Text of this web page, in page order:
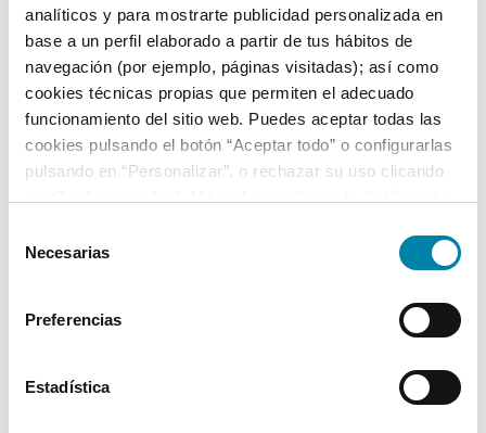
analíticos y para mostrarte publicidad personalizada en
base a un perfil elaborado a partir de tus hábitos de
navegación (por ejemplo, páginas visitadas); así como
cookies técnicas propias que permiten el adecuado
funcionamiento del sitio web. Puedes aceptar todas las
cookies pulsando el botón “Aceptar todo” o configurarlas
pulsando en “Personalizar”, o rechazar su uso clicando
Necesarias
Preferencias
Estadística
Equipamiento*
Detalles destacados
Faros LED (luz de cruce y carretera)
* La información de Equipamiento puede no reflejar todos los detalles